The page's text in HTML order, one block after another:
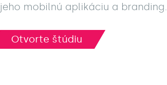
jeho mobilnú aplikáciu a branding.
Otvorte štúdiu
Otvorte štúdiu